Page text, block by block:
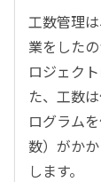
工数管理
業をした
ロジェク
た、工数
ログラム
数）がか
します。